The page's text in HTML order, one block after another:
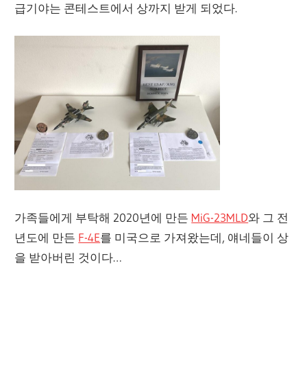
급기야는 콘테스트에서 상까지 받게 되었다.
가족들에게 부탁해 2020년에 만든 MiG-23MLD와 그 전
년도에 만든 F-4E를 미국으로 가져왔는데, 얘네들이 상
을 받아버린 것이다…